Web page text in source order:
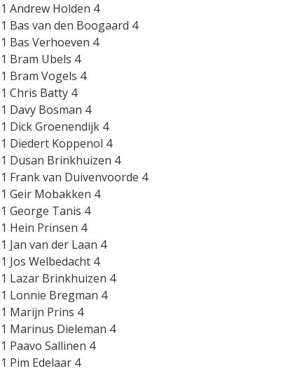
1 Andrew Holden 4
1 Bas van den Boogaard 4
1 Bas Verhoeven 4
1 Bram Ubels 4
1 Bram Vogels 4
1 Chris Batty 4
1 Davy Bosman 4
1 Dick Groenendijk 4
1 Diedert Koppenol 4
1 Dusan Brinkhuizen 4
1 Frank van Duivenvoorde 4
1 Geir Mobakken 4
1 George Tanis 4
1 Hein Prinsen 4
1 Jan van der Laan 4
1 Jos Welbedacht 4
1 Lazar Brinkhuizen 4
1 Lonnie Bregman 4
1 Marijn Prins 4
1 Marinus Dieleman 4
1 Paavo Sallinen 4
1 Pim Edelaar 4